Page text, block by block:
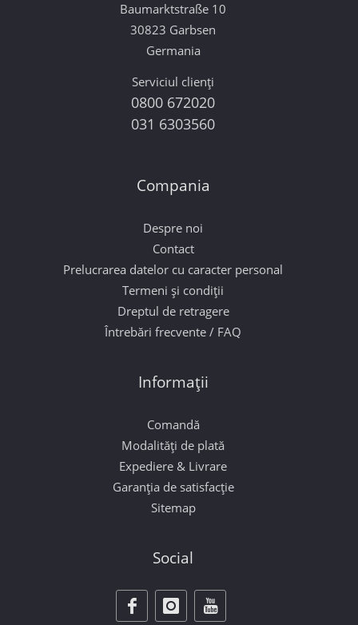
Baumarktstraße 10
30823 Garbsen
Germania
Serviciul clienți
0800 672020
031 6303560
Compania
Despre noi
Contact
Prelucrarea datelor cu caracter personal
Termeni și condiții
Dreptul de retragere
Întrebări frecvente / FAQ
Informații
Comandă
Modalități de plată
Expediere & Livrare
Garanția de satisfacție
Sitemap
Social